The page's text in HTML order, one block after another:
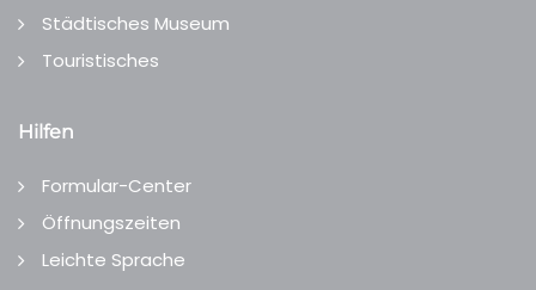
Städtisches Museum
Touristisches
Hilfen
Formular-Center
Öffnungszeiten
Leichte Sprache